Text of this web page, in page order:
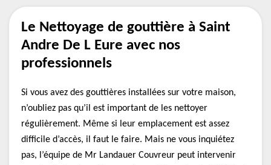
Le Nettoyage de gouttière à Saint
Andre De L Eure avec nos
professionnels
Si vous avez des gouttières installées sur votre maison,
n’oubliez pas qu’il est important de les nettoyer
régulièrement. Même si leur emplacement est assez
difficile d’accès, il faut le faire. Mais ne vous inquiétez
pas, l’équipe de Mr Landauer Couvreur peut intervenir